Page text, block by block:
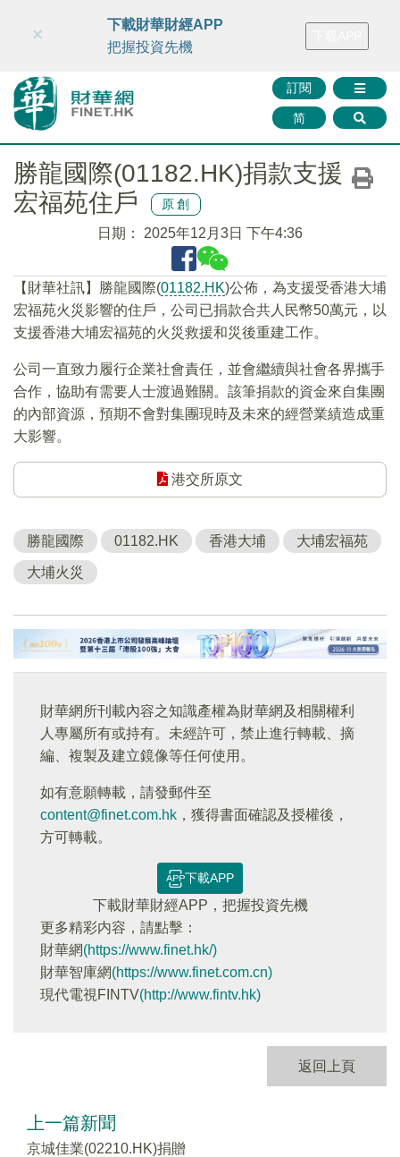
財華智庫網 FINTV FINMETA 財華證券 媒體矩陣
訂閱
简
×
下載財華財經APP
把握投資先機
勝龍國際(01182.HK)捐款支援
宏福苑住戶
原創
日期： 2025年12月3日 下午4:36
【財華社訊】勝龍國際(01182.HK)公佈，為支援受香港大埔
宏福苑火災影響的住戶，公司已捐款合共人民幣50萬元，以
支援香港大埔宏福苑的火災救援和災後重建工作。
公司一直致力履行企業社會責任，並會繼續與社會各界攜手
合作，協助有需要人士渡過難關。該筆捐款的資金來自集團
的內部資源，預期不會對集團現時及未來的經營業績造成重
大影響。
港交所原文
勝龍國際 01182.HK 香港大埔 大埔宏福苑
大埔火災
財華網所刊載內容之知識產權為財華網及相關權利
人專屬所有或持有。未經許可，禁止進行轉載、摘
編、複製及建立鏡像等任何使用。
如有意願轉載，請發郵件至
content@finet.com.hk ，獲得書面確認及授權後，
方可轉載。
下載APP
下載財華財經APP，把握投資先機
更多精彩内容，請點擊：
財華網(https://www.finet.hk/)
財華智庫網(https://www.finet.com.cn)
現代電視FINTV(http://www.fintv.hk)
返回上頁
上一篇新聞
京城佳業(02210.HK)捐贈